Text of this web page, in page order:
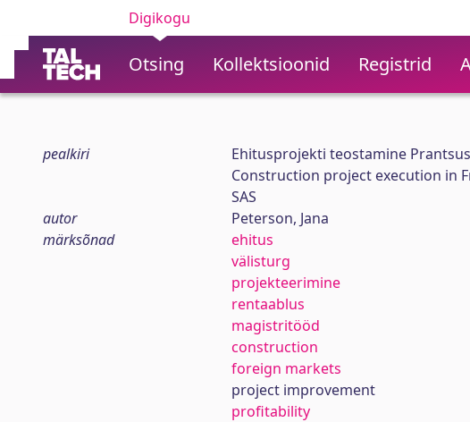
Digikogu
Otsing Kollektsioonid Registrid
pealkiri
Ehitusprojekti teostamine
Construction project execution in
SAS
autor
Peterson, Jana
märksõnad
ehitus
välisturg
projekteerimine
rentaablus
magistritööd
construction
foreign markets
project improvement
profitability